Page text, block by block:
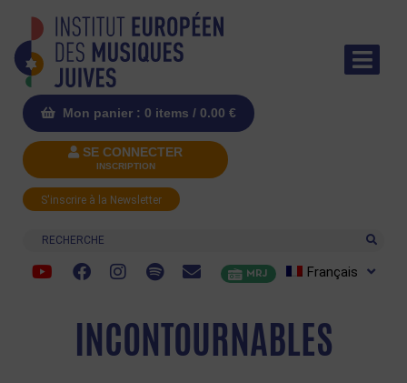
Mon panier : 0 items / 0.00 €
SE CONNECTER
INSCRIPTION
S'inscrire à la Newsletter
Recherche
MRJ Français
INCONTOURNABLES